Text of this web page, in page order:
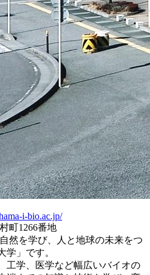
i-bio.ac.jp/
町1266番地
然を学び、人と地球の未来をつ
学」です。
工学、医学など幅広いバイオの